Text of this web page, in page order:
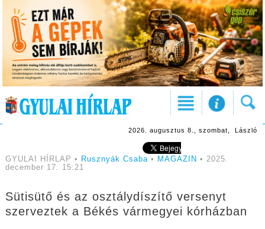
2026. augusztus 8., szombat, László
GYULAI HÍRLAP • Rusznyák Csaba• MAGAZIN • 2025.
december 17. 15:21
Sütisütő és az osztálydíszítő versenyt
szerveztek a Békés vármegyei kórházban